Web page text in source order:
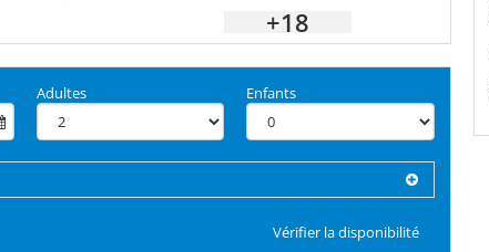
+18
Adultes Enfants
Vérifier la disponibilité